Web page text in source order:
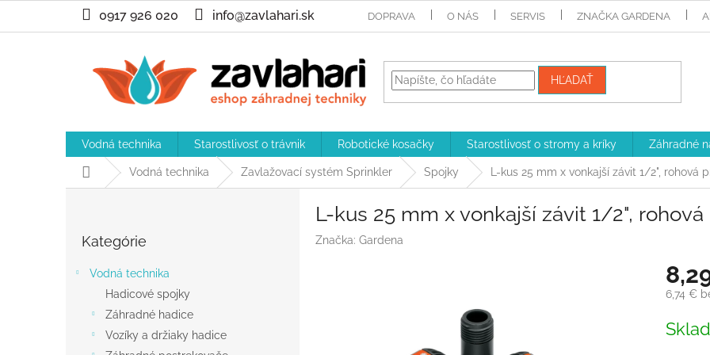
obsah
0917 926 020 info@zavlahari.sk DOPRAVA O NÁS SERVIS ZNAČKA GARDENA
HĽADAŤ
Vodná technika Starostlivosť o trávnik Robotické kosačky Starostlivosť o stromy a kríky Záhradné
DomovVodná technika Zavlažovací systém Sprinkler Spojky L-kus 25 mm x vonkajší závit 1/2", rohová
kategórie
Kategórie
Vodná technika
Hadicové spojky
Záhradné hadice
Vozíky a držiaky hadice
L-kus 25 mm x vonkajší závit 1/2",
Značka: Gardena
6,74 €
cena: